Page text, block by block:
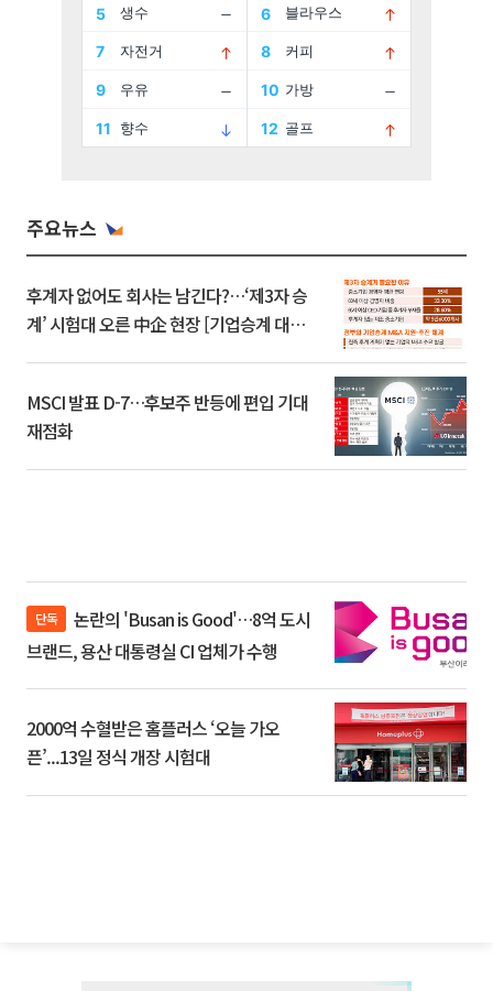
주요뉴스
후계자 없어도 회사는 남긴다?…‘제3자 승
계’ 시험대 오른 中企 현장 [기업승계 대전
MSCI 발표 D-7…후보주 반등에 편입 기대
재점화
단독
브랜드, 용산 대통령실 CI 업체가 수행
2000억 수혈받은 홈플러스 ‘오늘 가오
픈’...13일 정식 개장 시험대